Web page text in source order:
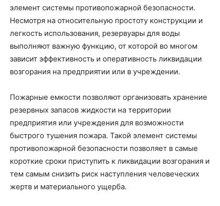
элемент системы противопожарной безопасности.
Несмотря на относительную простоту конструкции и
легкость использования, резервуары для воды
выполняют важную функцию, от которой во многом
зависит эффективность и оперативность ликвидации
возгорания на предприятии или в учреждении.
Пожарные емкости позволяют организовать хранение
резервных запасов жидкости на территории
предприятия или учреждения для возможности
быстрого тушения пожара. Такой элемент системы
противопожарной безопасности позволяет в самые
короткие сроки приступить к ликвидации возгорания и
тем самым снизить риск наступления человеческих
жертв и материального ущерба.